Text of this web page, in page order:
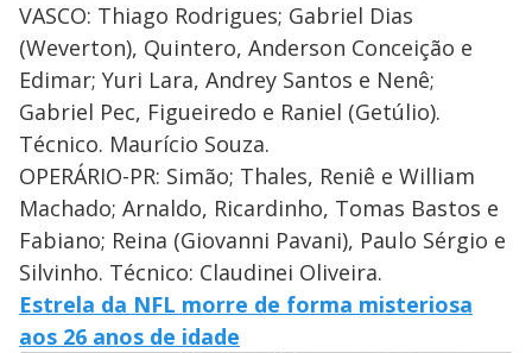
VASCO: Thiago Rodrigues; Gabriel Dias
(Weverton), Quintero, Anderson Conceição e
Edimar; Yuri Lara, Andrey Santos e Nenê;
Gabriel Pec, Figueiredo e Raniel (Getúlio).
Técnico. Maurício Souza.
OPERÁRIO-PR: Simão; Thales, Reniê e William
Machado; Arnaldo, Ricardinho, Tomas Bastos e
Fabiano; Reina (Giovanni Pavani), Paulo Sérgio e
Silvinho. Técnico: Claudinei Oliveira.
Estrela da NFL morre de forma misteriosa
aos 26 anos de idade